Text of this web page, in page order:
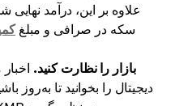
علاوه بر این، درآمد
سکه در صرافی و مبلغ
بازار را نظارت کنید.
دیجیتال را بخوانید تا به‌روز